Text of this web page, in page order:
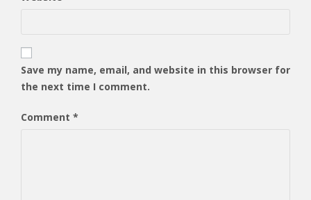
Save my name, email, and website in this browser for
the next time I comment.
Comment *